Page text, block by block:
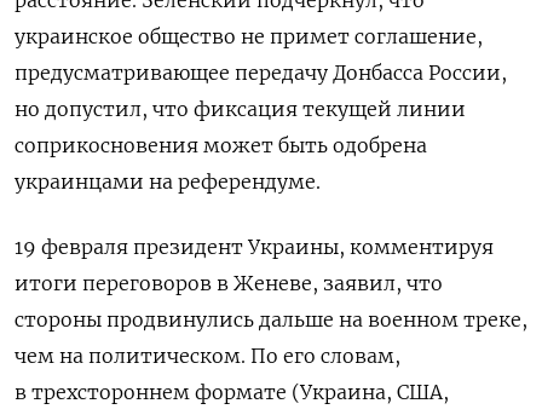
украинское общество не примет соглашение,
предусматривающее передачу Донбасса России,
но допустил, что фиксация текущей линии
соприкосновения может быть одобрена
украинцами на референдуме.
19 февраля президент Украины, комментируя
итоги переговоров в Женеве, заявил, что
стороны продвинулись дальше на военном треке,
чем на политическом. По его словам,
в трехстороннем формате (Украина, США,